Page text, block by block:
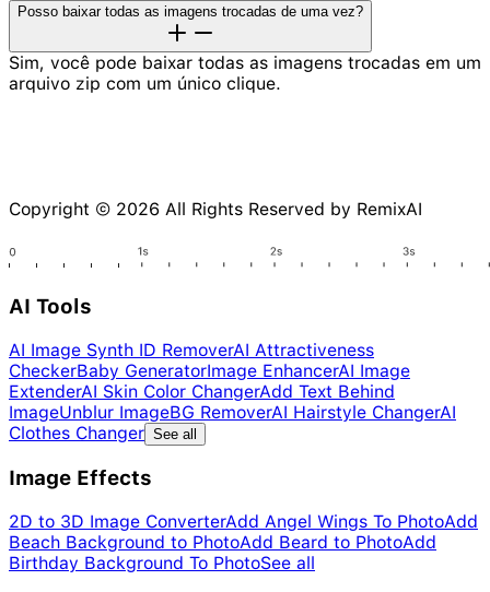
Posso baixar todas as imagens trocadas de uma vez?
Sim, você pode baixar todas as imagens trocadas em um
arquivo zip com um único clique.
Copyright © 2026 All Rights Reserved by RemixAI
AI Tools
AI Image Synth ID RemoverAI Attractiveness
CheckerBaby GeneratorImage EnhancerAI Image
ExtenderAI Skin Color ChangerAdd Text Behind
ImageUnblur ImageBG RemoverAI Hairstyle ChangerAI
Clothes Changer See all
Image Effects
2D to 3D Image ConverterAdd Angel Wings To PhotoAdd
Beach Background to PhotoAdd Beard to PhotoAdd
Birthday Background To PhotoSee all